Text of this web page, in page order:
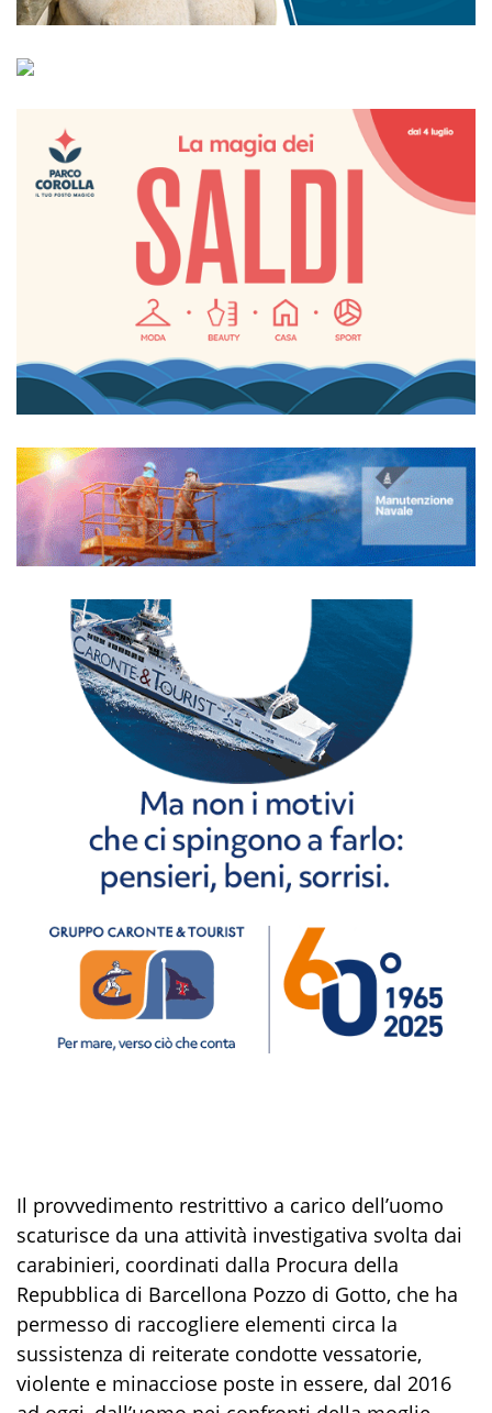
Il provvedimento restrittivo a carico dell’uomo
scaturisce da una attività investigativa svolta dai
carabinieri, coordinati dalla Procura della
Repubblica di Barcellona Pozzo di Gotto, che ha
permesso di raccogliere elementi circa la
sussistenza di reiterate condotte vessatorie,
violente e minacciose poste in essere, dal 2016